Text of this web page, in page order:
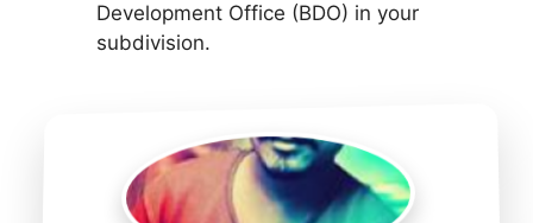
Development Office (BDO) in your
subdivision.